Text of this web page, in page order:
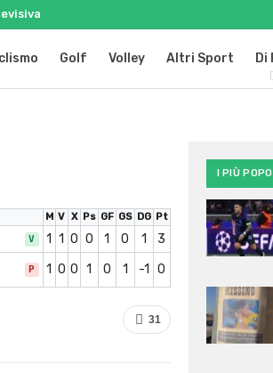
Golf Volley Altri Sport Di
M V X Ps GF GS DG Pt
V 1 1 0 0 1 0 1 3
P 1 0 0 1 0 1 -1 0
31
I PIÙ